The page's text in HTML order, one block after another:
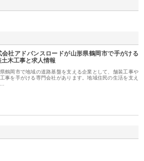
会社アドバンスロードが山形県鶴岡市で手がける
土木工事と求人情報
鶴岡市で地域の道路基盤を支える企業として、舗装工事や
事を手がける専門会社があります。地域住民の生活を支え
…